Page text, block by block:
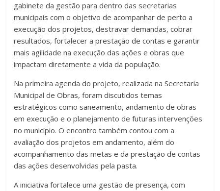
gabinete da gestão para dentro das secretarias
municipais com o objetivo de acompanhar de perto a
execução dos projetos, destravar demandas, cobrar
resultados, fortalecer a prestação de contas e garantir
mais agilidade na execução das ações e obras que
impactam diretamente a vida da população.
Na primeira agenda do projeto, realizada na Secretaria
Municipal de Obras, foram discutidos temas
estratégicos como saneamento, andamento de obras
em execução e o planejamento de futuras intervenções
no município. O encontro também contou com a
avaliação dos projetos em andamento, além do
acompanhamento das metas e da prestação de contas
das ações desenvolvidas pela pasta.
A iniciativa fortalece uma gestão de presença, com